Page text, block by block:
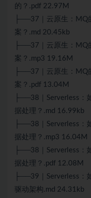
的？.pdf 22.97M
├──37｜云原生：MQ
案？.md 20.45kb
├──37｜云原生：MQ
案？.mp3 19.16M
├──37｜云原生：MQ
案？.pdf 13.04M
├──38｜Serverless：
据处理？.md 16.99kb
├──38｜Serverless：
据处理？.mp3 16.04M
├──38｜Serverless：
据处理？.pdf 12.08M
├──39｜Serverless：
驱动架构.md 24.31kb